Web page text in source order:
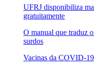
UFRJ disponibiliza
gratuitamente
O manual que traduz
surdos
Vacinas da COVID-